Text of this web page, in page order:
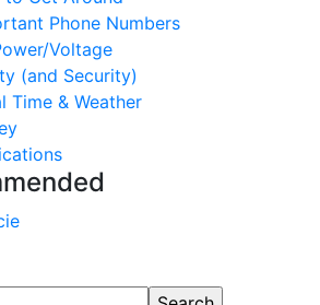
Phone Numbers
Voltage
(and Security)
Time & Weather